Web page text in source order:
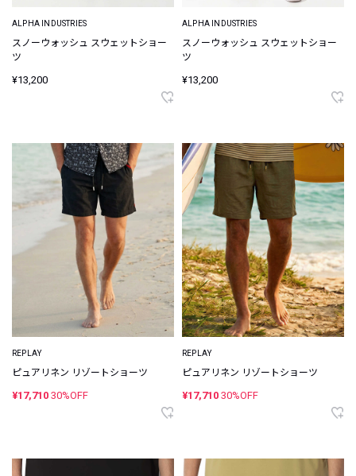
ALPHA INDUSTRIES
スノーウォッシュ スウェットショー
ツ
¥13,200
ALPHA INDUSTRIES
スノーウォッシュ スウェットショー
ツ
¥13,200
REPLAY
ピュアリネン リゾートショーツ
¥17,710 30%OFF
REPLAY
ピュアリネン リゾートショーツ
¥17,710 30%OFF